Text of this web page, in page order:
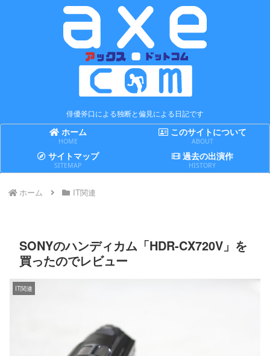
俳優斧口による独断と偏見による日記です
ホーム
HOME
このサイトについて
ABOUT
サイトマップ
SITEMAP
過去の出演作
HISTORY
ホーム IT関連
SONYのハンディカム「HDR-CX720V」を
買ったのでレビュー
IT関連